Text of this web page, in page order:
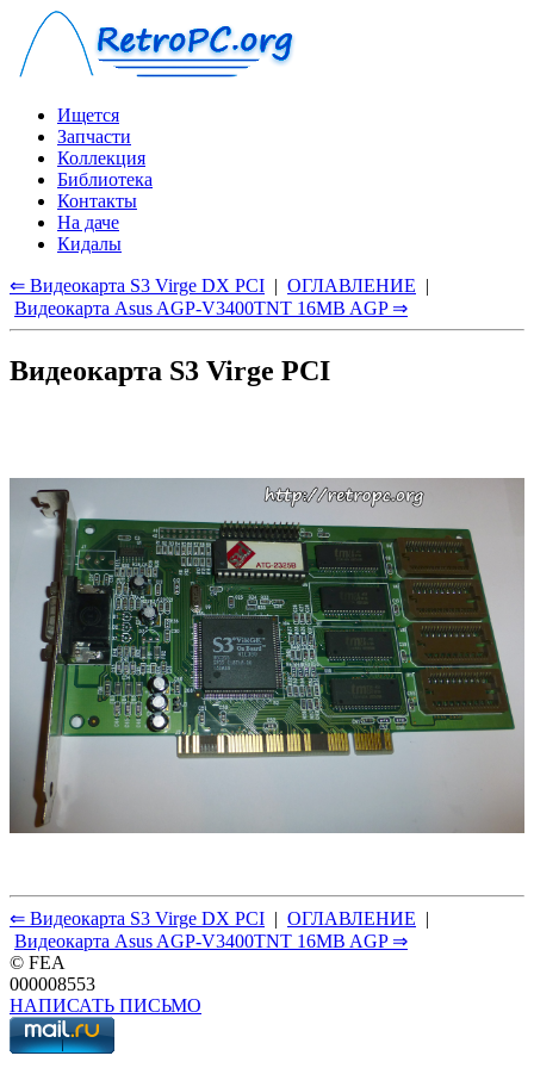
Ищется
Запчасти
Коллекция
Библиотека
Контакты
На даче
Кидалы
⇐ Видеокарта S3 Virge DX PCI | ОГЛАВЛЕНИЕ |
Видеокарта Asus AGP-V3400TNT 16MB AGP ⇒
Видеокарта S3 Virge PCI
⇐ Видеокарта S3 Virge DX PCI | ОГЛАВЛЕНИЕ |
Видеокарта Asus AGP-V3400TNT 16MB AGP ⇒
© FEA
000008553
НАПИСАТЬ ПИСЬМО